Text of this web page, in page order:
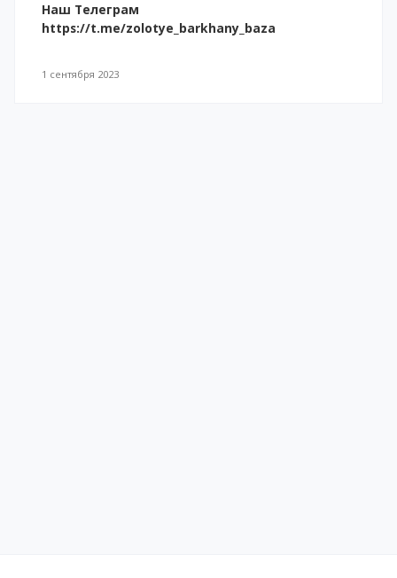
Наш Телеграм
https://t.me/zolotye_barkhany_baza
1 сентября 2023